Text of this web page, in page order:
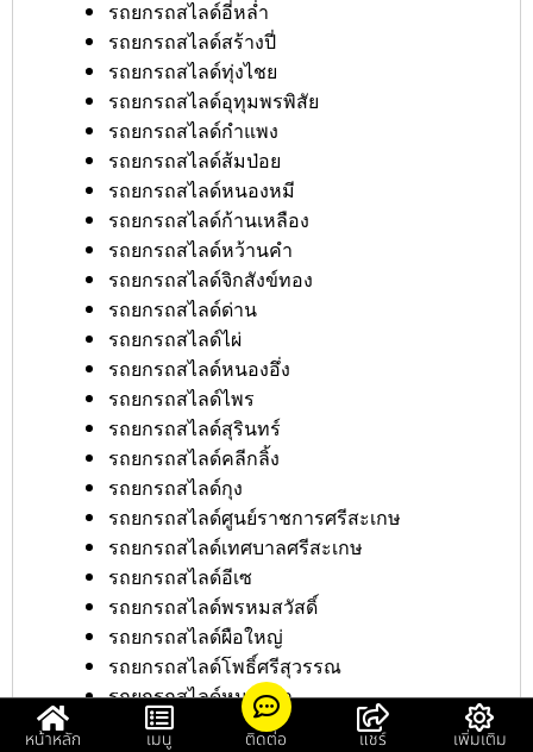
รถยกรถสไลด์อี่หล่ำ
รถยกรถสไลด์สร้างปี่
รถยกรถสไลด์ทุ่งไชย
รถยกรถสไลด์อุทุมพรพิสัย
รถยกรถสไลด์กำแพง
รถยกรถสไลด์ส้มป่อย
รถยกรถสไลด์หนองหมี
รถยกรถสไลด์ก้านเหลือง
รถยกรถสไลด์หว้านคำ
รถยกรถสไลด์จิกสังข์ทอง
รถยกรถสไลด์ด่าน
รถยกรถสไลด์ไผ่
รถยกรถสไลด์หนองอึ่ง
รถยกรถสไลด์ไพร
รถยกรถสไลด์สุรินทร์
รถยกรถสไลด์คลีกลิ้ง
รถยกรถสไลด์กุง
รถยกรถสไลด์ศูนย์ราชการศรีสะเกษ
รถยกรถสไลด์เทศบาลศรีสะเกษ
รถยกรถสไลด์อีเซ
รถยกรถสไลด์พรหมสวัสดิ์
รถยกรถสไลด์ผือใหญ่
รถยกรถสไลด์โพธิ์ศรีสุวรรณ
รถยกรถสไลด์หนองม้า
รถยกรถสไลด์หนองค้า
หน้าหลัก เมนู ติดต่อ แชร์ เพิ่มเติม